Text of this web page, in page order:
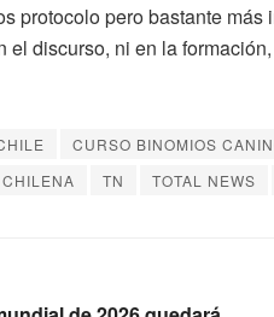
protocolo pero bastante
el discurso, ni en la
CURSO BINOMIOS
TN TOTAL NEWS